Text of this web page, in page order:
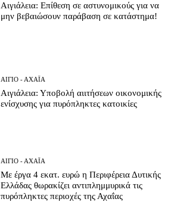
Αιγιάλεια: Επίθεση σε αστυνομικούς για να
μην βεβαιώσουν παράβαση σε κατάστημα!
ΑΊΓΙΟ - ΑΧΑΪ́Α
Αιγιάλεια: Υποβολή αιιτήσεων οικονομικής
ενίσχυσης για πυρόπληκτες κατοικίες
ΑΊΓΙΟ - ΑΧΑΪ́Α
Με έργα 4 εκατ. ευρώ η Περιφέρεια Δυτικής
Ελλάδας θωρακίζει αντιπλημμυρικά τις
πυρόπληκτες περιοχές της Αχαΐας